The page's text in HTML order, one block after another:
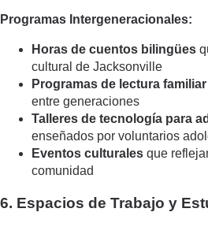
Programas Intergeneracionales:
Horas de cuentos bilingües
cultural de Jacksonville
Programas de lectura familiar
entre generaciones
Talleres de tecnología para
enseñados por voluntarios
Eventos culturales que
comunidad
6. Espacios de Trabajo y